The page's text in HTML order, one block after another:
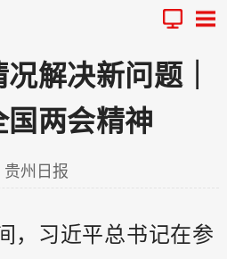
解决新问题｜
两会精神
贵州日报
，习近平总书记在参